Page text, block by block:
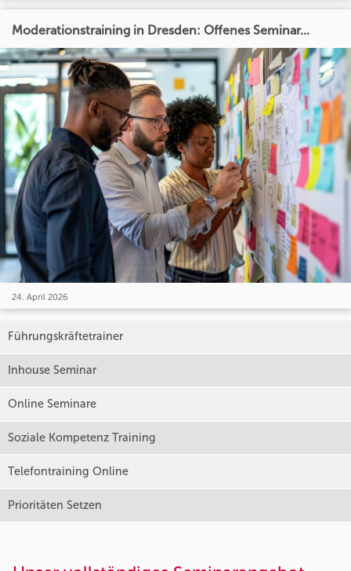
Moderationstraining in Dresden: Offenes Seminar...
24. April 2026
Führungskräftetrainer
Inhouse Seminar
Online Seminare
Soziale Kompetenz Training
Telefontraining Online
Prioritäten Setzen